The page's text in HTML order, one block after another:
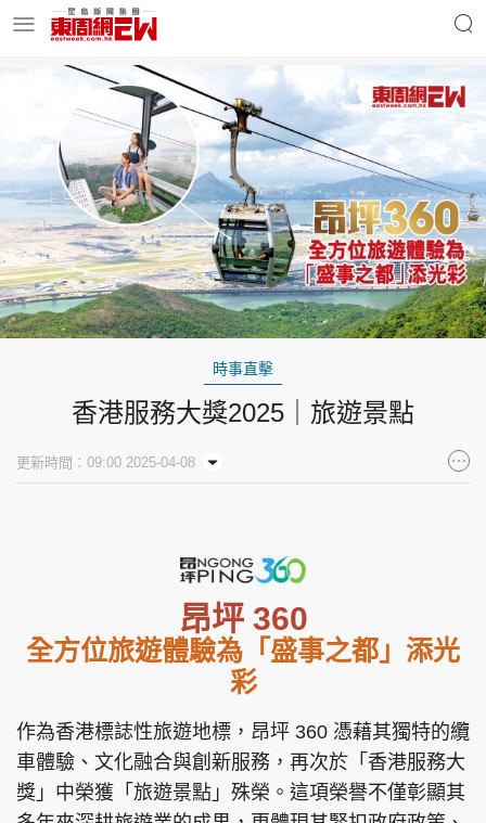
明星名人 時事財經
東周Ladies 優享生活
東周食玩通 會員活動
玄學靈異 東周專欄
cazbuyer
PCM 電腦廣場 星島頭條 星島日報
時事直擊
香港服務大獎2025｜旅遊景點
更新時間：09:00 2025-04-08
昂坪 360
全方位旅遊體驗為「盛事之都」添光
彩
作為香港標誌性旅遊地標，昂坪 360 憑藉其獨特的纜
車體驗、文化融合與創新服務，再次於「香港服務大
獎」中榮獲「旅遊景點」殊榮。這項榮譽不僅彰顯其